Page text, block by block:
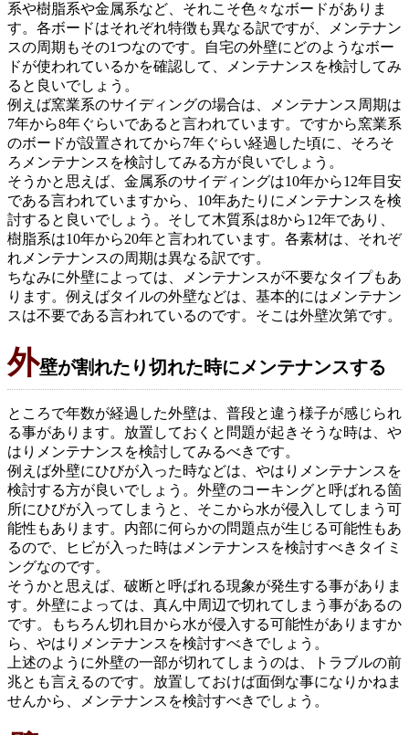
系や樹脂系や金属系など、それこそ色々なボードがありま
す。各ボードはそれぞれ特徴も異なる訳ですが、メンテナン
スの周期もその1つなのです。自宅の外壁にどのようなボー
ドが使われているかを確認して、メンテナンスを検討してみ
ると良いでしょう。
例えば窯業系のサイディングの場合は、メンテナンス周期は
7年から8年ぐらいであると言われています。ですから窯業系
のボードが設置されてから7年ぐらい経過した頃に、そろそ
ろメンテナンスを検討してみる方が良いでしょう。
そうかと思えば、金属系のサイディングは10年から12年目安
である言われていますから、10年あたりにメンテナンスを検
討すると良いでしょう。そして木質系は8から12年であり、
樹脂系は10年から20年と言われています。各素材は、それぞ
れメンテナンスの周期は異なる訳です。
ちなみに外壁によっては、メンテナンスが不要なタイプもあ
ります。例えばタイルの外壁などは、基本的にはメンテナン
スは不要である言われているのです。そこは外壁次第です。
外壁が割れたり切れた時にメンテナンスする
ところで年数が経過した外壁は、普段と違う様子が感じられ
る事があります。放置しておくと問題が起きそうな時は、や
はりメンテナンスを検討してみるべきです。
例えば外壁にひびが入った時などは、やはりメンテナンスを
検討する方が良いでしょう。外壁のコーキングと呼ばれる箇
所にひびが入ってしまうと、そこから水が侵入してしまう可
能性もあります。内部に何らかの問題点が生じる可能性もあ
るので、ヒビが入った時はメンテナンスを検討すべきタイミ
ングなのです。
そうかと思えば、破断と呼ばれる現象が発生する事がありま
す。外壁によっては、真ん中周辺で切れてしまう事があるの
です。もちろん切れ目から水が侵入する可能性がありますか
ら、やはりメンテナンスを検討すべきでしょう。
上述のように外壁の一部が切れてしまうのは、トラブルの前
兆とも言えるのです。放置しておけば面倒な事になりかねま
せんから、メンテナンスを検討すべきでしょう。